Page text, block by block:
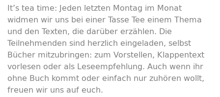
It’s tea time: Jeden letzten Montag im Monat
widmen wir uns bei einer Tasse Tee einem Thema
und den Texten, die darüber erzählen. Die
Teilnehmenden sind herzlich eingeladen, selbst
Bücher mitzubringen: zum Vorstellen, Klappentext
vorlesen oder als Leseempfehlung. Auch wenn ihr
ohne Buch kommt oder einfach nur zuhören wollt,
freuen wir uns auf euch.